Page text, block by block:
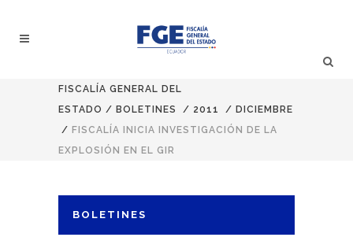
FISCALÍA GENERAL DEL
ESTADO / BOLETINES / 2011 / DICIEMBRE
/ FISCALÍA INICIA INVESTIGACIÓN DE LA
EXPLOSIÓN EN EL GIR
BOLETINES